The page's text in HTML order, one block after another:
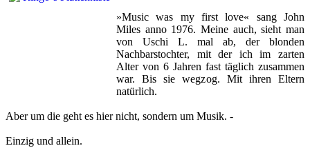
»Music was my first love« sang John
Miles anno 1976. Meine auch, sieht man
von Uschi L. mal ab, der blonden
Nachbarstochter, mit der ich im zarten
Alter von 6 Jahren fast täglich zusammen
war. Bis sie wegzog. Mit ihren Eltern
natürlich.
Aber um die geht es hier nicht, sondern um Musik. -
Einzig und allein.